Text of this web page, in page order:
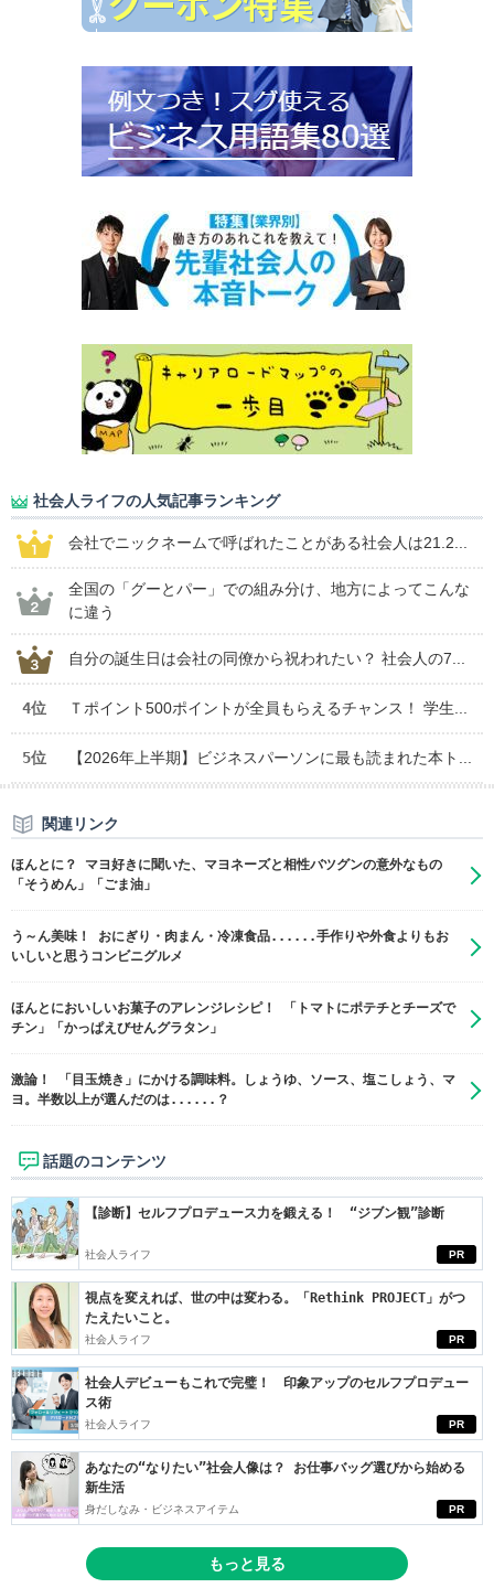
社会人ライフの人気記事ランキング
会社でニックネームで呼ばれたことがある社会人は21.2...
全国の「グーとパー」での組み分け、地方によってこんな
に違う
自分の誕生日は会社の同僚から祝われたい？ 社会人の7...
4位 Ｔポイント500ポイントが全員もらえるチャンス！ 学生...
5位 【2026年上半期】ビジネスパーソンに最も読まれた本ト...
関連リンク
ほんとに？ マヨ好きに聞いた、マヨネーズと相性バツグンの意外なもの
「そうめん」「ごま油」
う～ん美味！ おにぎり・肉まん・冷凍食品......手作りや外食よりもお
いしいと思うコンビニグルメ
ほんとにおいしいお菓子のアレンジレシピ！ 「トマトにポテチとチーズで
チン」「かっぱえびせんグラタン」
激論！ 「目玉焼き」にかける調味料。しょうゆ、ソース、塩こしょう、マ
ヨ。半数以上が選んだのは......？
話題のコンテンツ
PR
【診断】セルフプロデュース力を鍛える！ “ジブン観”診断
社会人ライフ
PR
視点を変えれば、世の中は変わる。「Rethink PROJECT」がつ
たえたいこと。
社会人ライフ
PR
社会人デビューもこれで完璧！ 印象アップのセルフプロデュー
ス術
社会人ライフ
PR
あなたの“なりたい”社会人像は？ お仕事バッグ選びから始める
新生活
身だしなみ・ビジネスアイテム
もっと見る